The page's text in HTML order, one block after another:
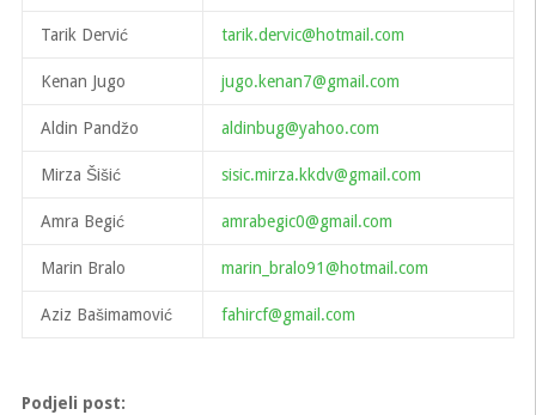
Tarik Dervić tarik.dervic@hotmail.com
Kenan Jugo jugo.kenan7@gmail.com
Aldin Pandžo aldinbug@yahoo.com
Mirza Šišić sisic.mirza.kkdv@gmail.com
Amra Begić amrabegic0@gmail.com
Marin Bralo marin_bralo91@hotmail.com
Aziz Bašimamović fahircf@gmail.com
Podjeli post: